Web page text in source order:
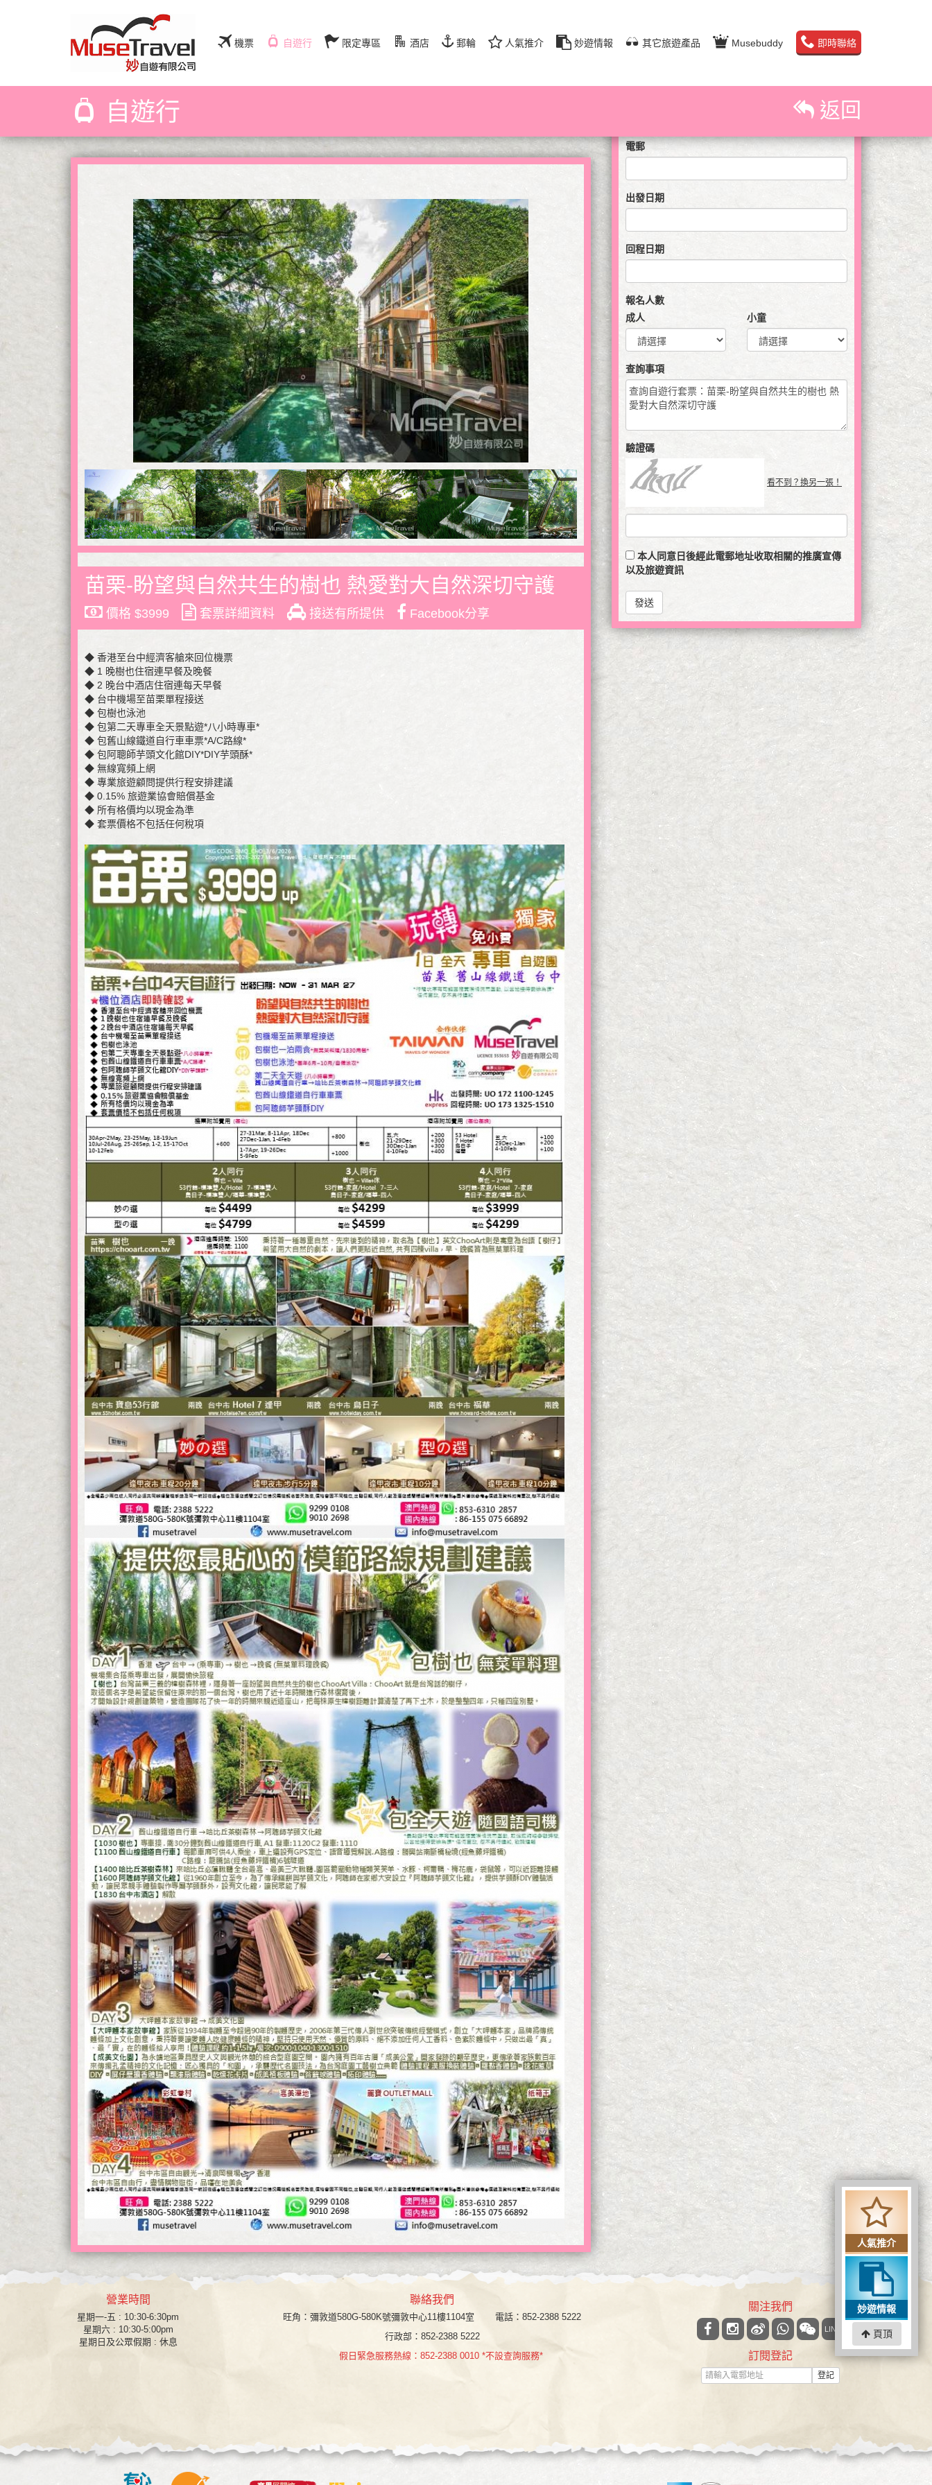
機票 自遊行 限定專區 酒店 郵輪 人氣推介 妙遊情報 其它旅遊產品 Musebuddy 即時聯絡
自遊行 返回
苗栗-盼望與自然共生的樹也 熱愛對大自然深切守護
價格 $3999 套票詳細資料 接送有所提供 Facebook分享
◆ 香港至台中經濟客艙來回位機票
◆ 1 晚樹也住宿連早餐及晚餐
◆ 2 晚台中酒店住宿連每天早餐
◆ 台中機場至苗栗單程接送
◆ 包樹也泳池
◆ 包第二天專車全天景點遊*八小時專車*
◆ 包舊山線鐵道自行車車票*A/C路線*
◆ 包阿聰師芋頭文化館DIY*DIY芋頭酥*
◆ 無線寬頻上網
◆ 專業旅遊顧問提供行程安排建議
◆ 0.15% 旅遊業協會賠償基金
◆ 所有格價均以現金為準
◆ 套票價格不包括任何稅項
姓名
電郵
出發日期
回程日期
報名人數
成人
小童
查詢事項
驗證碼
看不到？換另一張！
本人同意日後經此電郵地址收取相關的推廣宣傳
以及旅遊資訊
發送
聯絡我們
旺角 ：彌敦道580G-580K號彌敦中心11樓1104室
電話：852-2388 5222
行政部：852-2388 5222
假日緊急服務熱線：852-2388 0010 *不設查詢服務*
營業時間
星期一-五 : 10:30-6:30pm
星期六 : 10:30-5:00pm
星期日及公眾假期 : 休息
關注我們
LINE
訂閱登記
登記
人氣推介
妙遊情報
頁頂